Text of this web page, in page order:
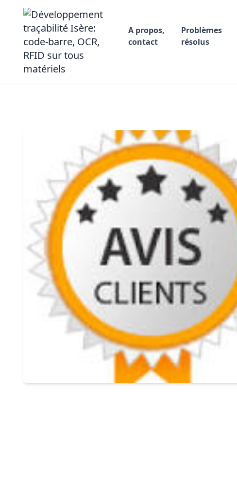
A propos,
contact
Problèmes
résolus